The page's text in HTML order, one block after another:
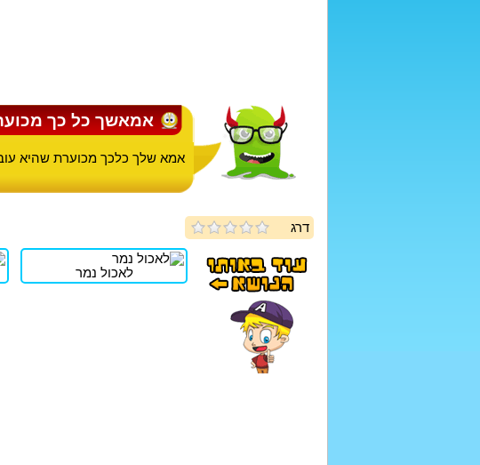
אמאשך כל כך
אמא שלך כלכך מכוערת שהיא
דרג
לאכול נמר